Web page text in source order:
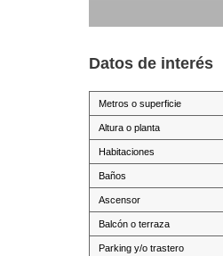
Datos de interés
Metros o superficie
Altura o planta
Habitaciones
Baños
Ascensor
Balcón o terraza
Parking y/o trastero